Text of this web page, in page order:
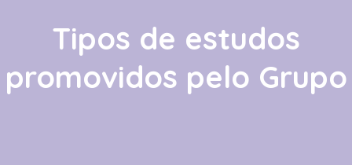
Tipos de estudos
promovidos pelo Grupo